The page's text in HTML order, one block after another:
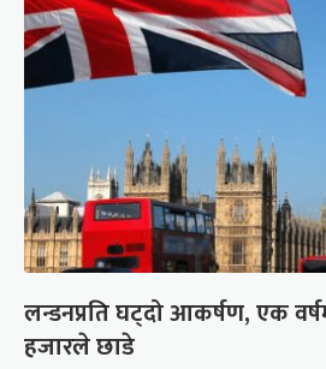
लन्डनप्रति घट्दो आकर्षण, एक
हजारले छाडे